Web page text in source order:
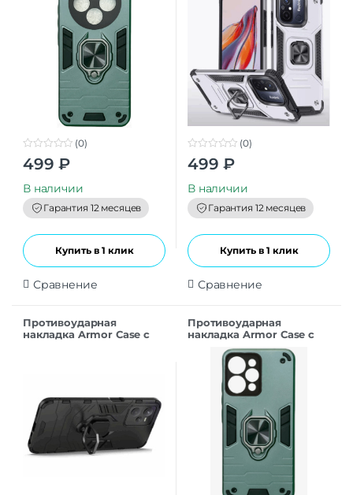
o
t
o
f
5
(0)
499 ₽
В наличии
Гарантия 12 месяцев
Купить в 1 клик
Сравнение
o
t
o
f
5
(0)
499 ₽
В наличии
Гарантия 12 месяцев
Купить в 1 клик
Сравнение
Противоударная
накладка Armor Case с
Противоударная
накладка Armor Case с
кольцом для Xiaomi
Redmi 12C темно-
зеленый